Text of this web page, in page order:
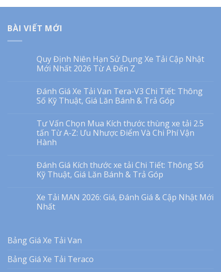
BÀI VIẾT MỚI
Quy Định Niên Hạn Sử Dụng Xe Tải Cập Nhật
Mới Nhất 2026 Từ A Đến Z
Đánh Giá Xe Tải Van Tera-V3 Chi Tiết: Thông
Số Kỹ Thuật, Giá Lăn Bánh & Trả Góp
Tư Vấn Chọn Mua Kích thước thùng xe tải 2.5
tấn Từ A-Z: Ưu Nhược Điểm Và Chi Phí Vận
Hành
Đánh Giá Kích thước xe tải Chi Tiết: Thông Số
Kỹ Thuật, Giá Lăn Bánh & Trả Góp
Xe Tải MAN 2026: Giá, Đánh Giá & Cập Nhật Mới
Nhất
Bảng Giá Xe Tải Van
Bảng Giá Xe Tải Teraco